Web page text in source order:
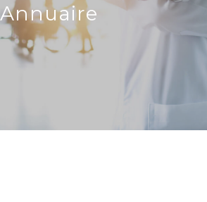
Annuaire